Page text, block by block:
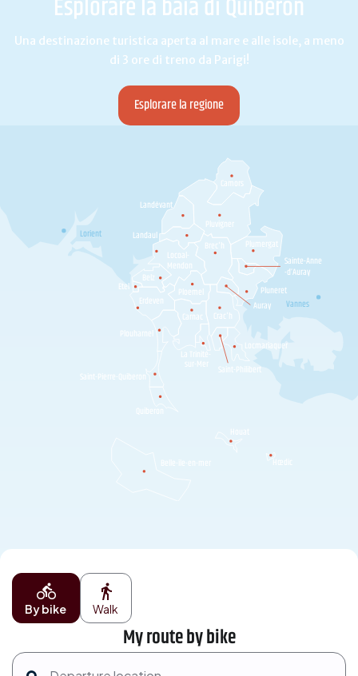
Esplorare la baia di Quiberon
Una destinazione turistica aperta al mare e alle isole, a meno
di 3 ore di treno da Parigi!
Esplorare la regione
Lorient
Vannes
Saint-Philibert
Ploemel
Locoal-
Mendon
Landaul
Landévant
Brec'h
Crac'h
Plumergat
Pluneret
Camors
Belz
Pluvigner
Auray
Quiberon
Saint-Pierre-Quiberon
Erdeven
La Trinité-
sur-Mer
Locmariaquer
Sainte-Anne
-d’Auray
Plouharnel
Carnac
Etel
Belle-île-en-mer
Houat
Hœdic
By bike Walk
My route by bike